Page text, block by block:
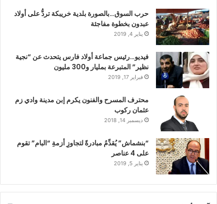
حرب السوق…بالصورة بلدية خريبكة تردُّ على أولاد
عبدون بخطوة مفاجئة
يناير 4, 2019
فيديو…رئيس جماعة أولاد فارس يتحدث عن “نجية
نظير” المتبرعة بمليار و300 مليون
فبراير 17, 2019
محترف المسرح والفنون يكرم إبن مدينة وادي زم
عثمان ركوب
ديسمبر 14, 2018
“بنشماش” يُقدِّمُ مبادرةً لتجاوزِ أزمةِ “البام” تقوم
على 4 عناصر
يناير 5, 2019